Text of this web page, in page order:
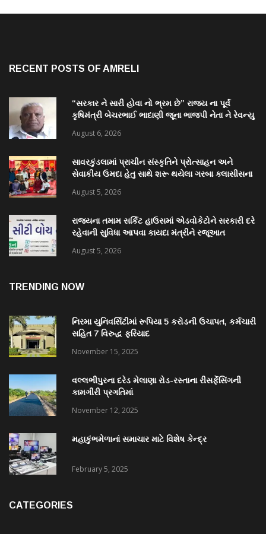
RECENT POSTS OF AMRELI
“સરકાર ને સારી હોવા નો ભ્રમ છે” રાજ્ય ના પૂર્વ
કૃષિમંત્રી બેચરભાઈ ભાદાણી જૂના ભાજપી નેતા ને રેવન્યુ
August 6, 2026
સાવરકુંડલામાં પ્રાચીન સંસ્કૃતિને પ્રોત્સાહન અને
સેવાકીય ઉમદા હેતુ સાથે શરૂ થયેલા ગરબા ક્લાસીસના
August 5, 2026
રાજ્યના તમામ સર્કિટ હાઉસમાં એડવોકેટોને સરકારી દરે
રહેવાની સુવિધા આપવા કાયદા મંત્રીને રજૂઆત
August 5, 2026
TRENDING NOW
નિરમા યુનિવર્સિટીમાં રૂપિયા 5 કરોડની ઉચાપત, કર્મચારી
સહિત 7 વિરુદ્ધ ફરિયાદ
November 15, 2025
વલ્લભીપુરના દરેડ મેલાણા રોડ-રસ્તાના રીસર્ફેસિંગની
કામગીરી પ્રગતિમાં
November 12, 2025
મહાકુંભમેળાનાં સમાચાર માટે વિશેષ કેન્દ્ર
February 5, 2025
CATEGORIES